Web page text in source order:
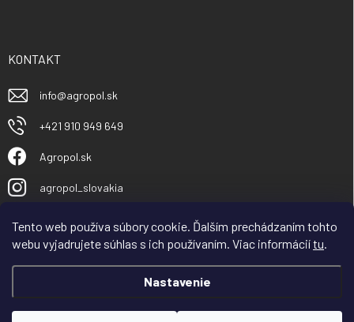
Tento web používa súbory cookie. Ďalším prechádzaním tohto
webu vyjadrujete súhlas s ich používaním. Viac informáciítu.
Nastavenie
Vážený obchodný partner, zákazník, spoločnosť
celozávodnú dovolenku. Objednávky začneme expedovať
KONTAKT
info@agropol.sk
+421 910 949 649
Agropol.sk
agropol_slovakia